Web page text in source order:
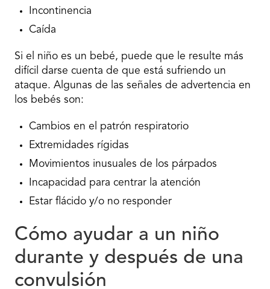
Incontinencia
Caída
Si el niño es un bebé, puede que le resulte más
difícil darse cuenta de que está sufriendo un
ataque. Algunas de las señales de advertencia en
los bebés son:
Cambios en el patrón respiratorio
Extremidades rígidas
Movimientos inusuales de los párpados
Incapacidad para centrar la atención
Estar flácido y/o no responder
Cómo ayudar a un niño
durante y después de una
convulsión